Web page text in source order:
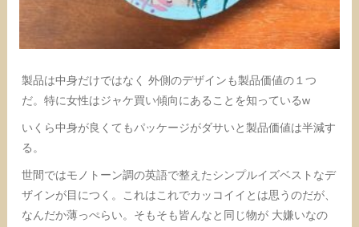
製品は中身だけではなく 外側のデザインも製品価値の１つ
だ。特に女性はジャケ買い傾向にあることを知っているw
いくら中身が良くてもパッケージがダサいと製品価値は半減す
る。
世間ではモノトーン調の英語で整えたシンプルイズベストなデ
ザインが目につく。これはこれでカッコイイとは思うのだが、
なんだか薄っぺらい。そもそも皆んなと同じ物が 大嫌いなの